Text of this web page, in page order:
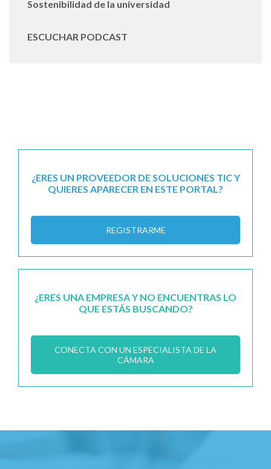
Sostenibilidad de la universidad
ESCUCHAR PODCAST
¿ERES UN PROVEEDOR DE SOLUCIONES TIC Y
QUIERES APARECER EN ESTE PORTAL?
REGISTRARME
¿ERES UNA EMPRESA Y NO ENCUENTRAS LO
QUE ESTÁS BUSCANDO?
CONECTA CON UN ESPECIALISTA DE LA
CÁMARA